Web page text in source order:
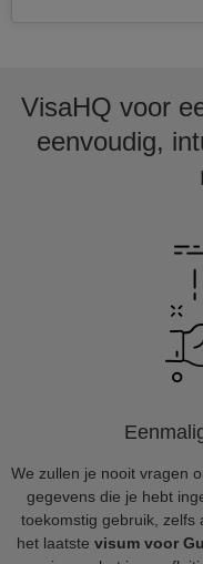
VisaHQ voor
eenvoudig,
We zullen je nooit vragen
gegevens die je hebt
toekomstig gebruik, zelfs
het laatste visum voor